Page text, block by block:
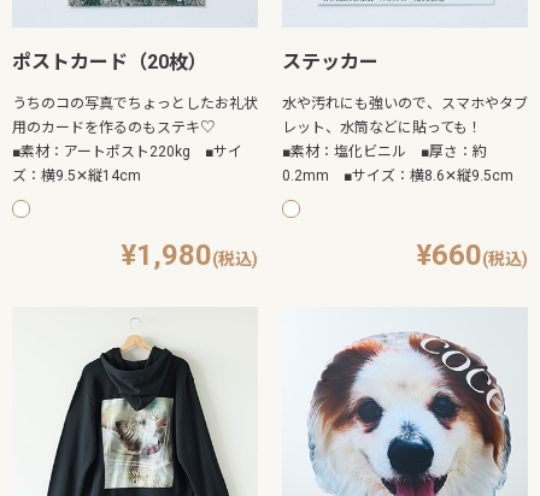
ポストカード（20枚）
うちのコの写真でちょっとしたお礼状
用のカードを作るのもステキ♡
■素材：アートポスト220kg ■サイ
ズ：横9.5✕縦14cm
1,980
ステッカー
水や汚れにも強いので、スマホやタブ
レット、水筒などに貼っても！
■素材：塩化ビニル ■厚さ：約
0.2mm ■サイズ：横8.6✕縦9.5cm
660